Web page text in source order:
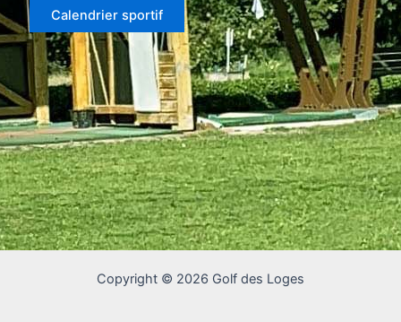
Calendrier sportif
Copyright © 2026 Golf des Loges